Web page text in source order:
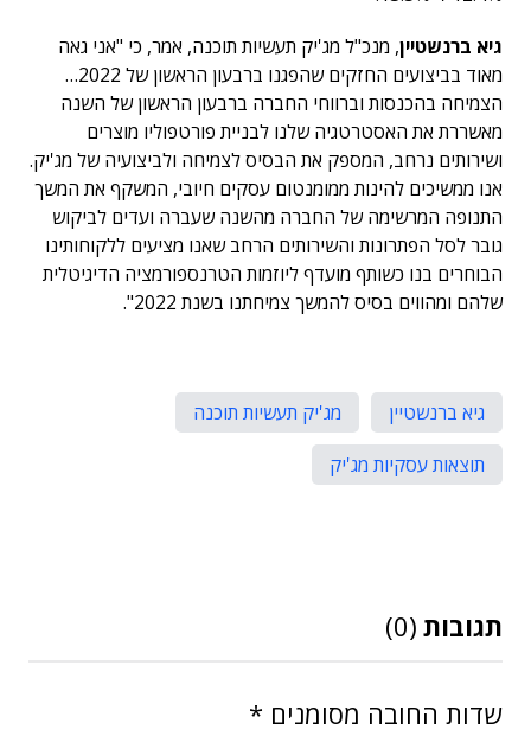
גיא ברנשטיין, מנכ"ל מג'יק תעשיות תוכנה, אמר, כי "אני גאה
מאוד בביצועים החזקים שהפגנו ברבעון הראשון של 2022…
הצמיחה בהכנסות וברווחי החברה ברבעון הראשון של השנה
מאשררת את האסטרטגיה שלנו לבניית פורטפוליו מוצרים
ושירותים נרחב, המספק את הבסיס לצמיחה ולביצועיה של מג'יק.
אנו ממשיכים להינות ממומנטום עסקים חיובי, המשקף את המשך
התנופה המרשימה של החברה מהשנה שעברה ועדים לביקוש
גובר לסל הפתרונות והשירותים הרחב שאנו מציעים ללקוחותינו
הבוחרים בנו כשותף מועדף ליוזמות הטרנספורמציה הדיגיטלית
שלהם ומהווים בסיס להמשך צמיחתנו בשנת 2022".
גיא ברנשטיין
מג'יק תעשיות תוכנה
תוצאות עסקיות מג'יק
תגובות (0)
שדות החובה מסומנים *